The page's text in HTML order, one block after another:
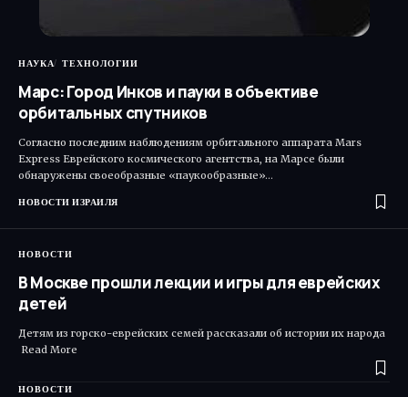
НАУКА ТЕХНОЛОГИИ
Марс: Город Инков и пауки в объективе
орбитальных спутников
Согласно последним наблюдениям орбитального аппарата Mars
Express Еврейского космического агентства, на Марсе были
обнаружены своеобразные «паукообразные»…
НОВОСТИ ИЗРАИЛЯ
НОВОСТИ
В Москве прошли лекции и игры для еврейских
детей
Детям из горско-еврейских семей рассказали об истории их народа ​
Read More
НОВОСТИ